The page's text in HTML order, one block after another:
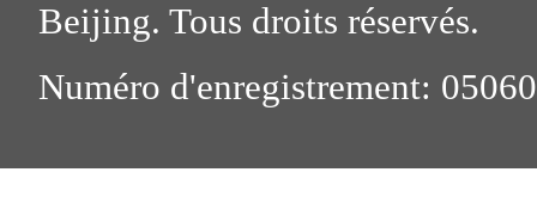
Beijing. Tous droits réservés.
Numéro d'enregistrement: